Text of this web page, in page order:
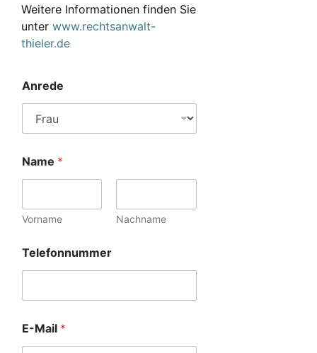
Weitere Informationen finden Sie
unter www.rechtsanwalt-
thieler.de
Anrede
Name *
Vorname Nachname
Telefonnummer
E-Mail *